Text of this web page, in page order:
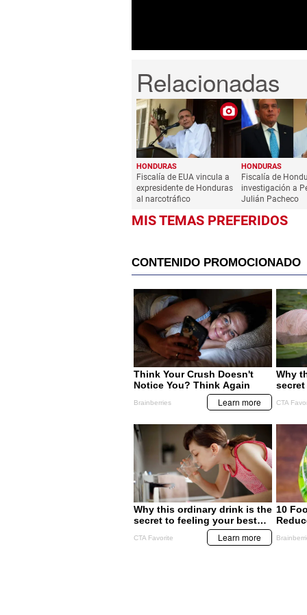
HONDURAS
Fiscalía de EUA vincula a
expresidente de Honduras
al narcotráfico
HONDURAS
Fiscalía de
investigación a
Julián Pacheco
MIS TEMAS PREFERIDOS